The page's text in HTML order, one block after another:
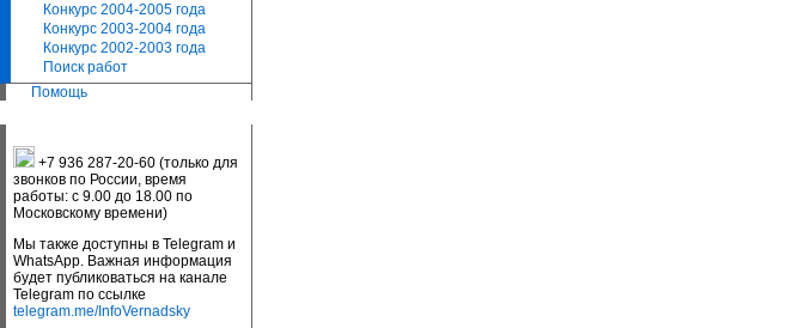
Конкурс 2004-2005 года
Конкурс 2003-2004 года
Конкурс 2002-2003 года
Поиск работ
Помощь
+7 936 287-20-60 (только для
звонков по России, время
работы: с 9.00 до 18.00 по
Московскому времени)
Мы также доступны в Telegram и
WhatsApp. Важная информация
будет публиковаться на канале
Telegram по ссылке
telegram.me/InfoVernadsky